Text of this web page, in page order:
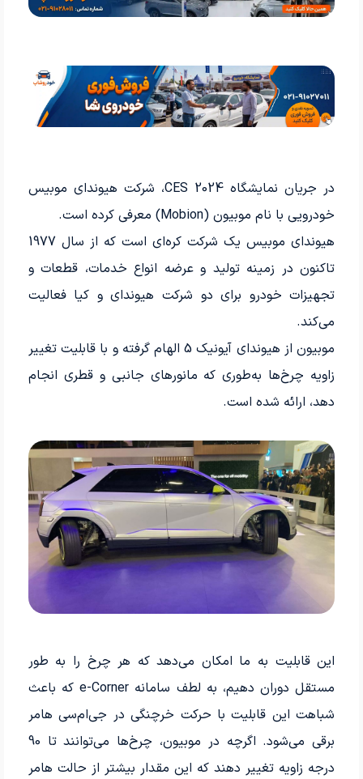
در جریان نمایشگاه CES 2024، شرکت هیوندای موبیس
خودرویی با نام موبیون (Mobion) معرفی کرده است.
هیوندای موبیس یک شرکت کره‌ای است که از سال 1977
تاکنون در زمینه تولید و عرضه انواع خدمات، قطعات و
تجهیزات خودرو برای دو شرکت هیوندای و کیا فعالیت
می‌کند.
موبیون از هیوندای آیونیک 5 الهام گرفته و با قابلیت تغییر
زاویه چرخ‌ها به‌طوری که مانورهای جانبی و قطری انجام
دهد، ارائه شده است.
این قابلیت به ما امکان می‌دهد که هر چرخ را به طور
مستقل دوران دهیم، به لطف سامانه e-Corner که باعث
شباهت این قابلیت با حرکت خرچنگی در جی‌ام‌سی هامر
برقی می‌شود. اگرچه در موبیون، چرخ‌ها می‌توانند تا 90
درجه زاویه تغییر دهند که این مقدار بیشتر از حالت هامر